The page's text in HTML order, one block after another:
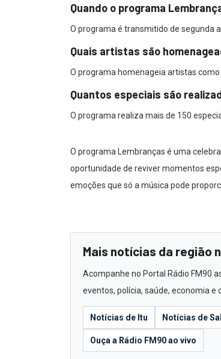
Quando o programa
O programa é transmitido de segunda
Quais artistas são
O programa homenageia artistas como
Quantos especiais são
O programa realiza mais de 150
O programa Lembranças é uma
oportunidade de reviver momentos
emoções que só a música pode
Mais notícias da região
Acompanhe no Portal Rádio FM90
eventos, polícia, saúde, economia e
Notícias de Itu Notícias de
Ouça a Rádio FM90 ao vivo